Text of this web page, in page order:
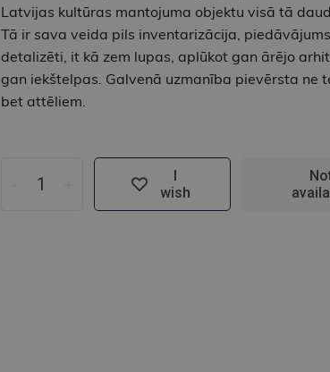
Latvijas kultūras mantojuma objektu visā tā
Tā ir sava veida pils inventarizācija, piedāvājums
detalizēti, it kā zem lupas, aplūkot gan ārējo
gan iekštelpas. Galvenā uzmanība pievērsta ne
bet attēliem.
wish